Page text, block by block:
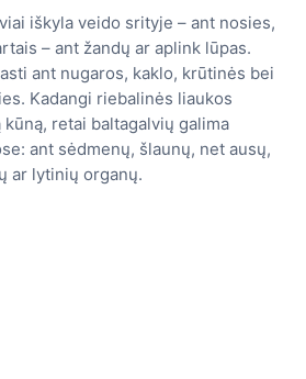
iškyla veido srityje – ant nosies,
– ant žandų ar aplink lūpas.
ant nugaros, kaklo, krūtinės bei
Kadangi riebalinės liaukos
retai baltagalvių galima
ant sėdmenų, šlaunų, net ausų,
ar lytinių organų.